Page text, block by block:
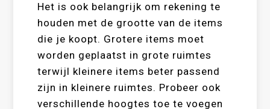
Het is ook belangrijk om rekening te
houden met de grootte van de items
die je koopt. Grotere items moet
worden geplaatst in grote ruimtes
terwijl kleinere items beter passend
zijn in kleinere ruimtes. Probeer ook
verschillende hoogtes toe te voegen